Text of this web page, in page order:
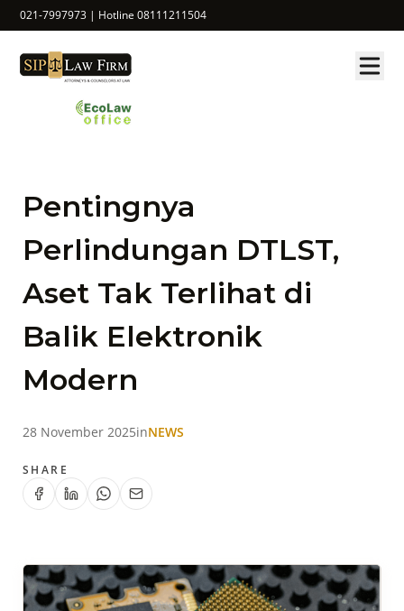
021-7997973 | Hotline 08111211504
Pentingnya
Perlindungan DTLST,
Aset Tak Terlihat di
Balik Elektronik
Modern
28 November 2025inNEWS
SHARE